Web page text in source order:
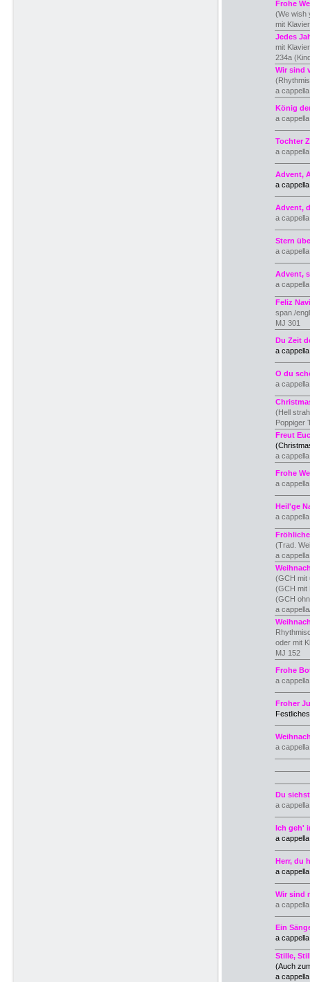
Frohe
(We wish
mit
Jedes
mit
234a
Wir sind
a
König
a
Tochter
a
Advent,
a
Advent,
a
Stern
a
Advent,
a
Feliz
span./
MJ 301
Du Zeit
a
O du
a
(Hell
Poppiger
Freut
a
Frohe
a
Heil'ge
a
(Trad.
a
(GCH mit
(GCH mit
(GCH
a
oder mit
MJ 152
Frohe
a
Froher
a
Du
a
Ich geh'
a
Herr, du
a
Wir sind
a
Ein
a
Stille, S
(Auch
a